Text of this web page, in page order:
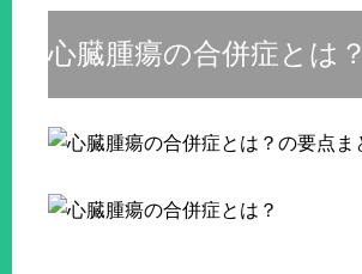
心臓腫瘍の合併症とは？